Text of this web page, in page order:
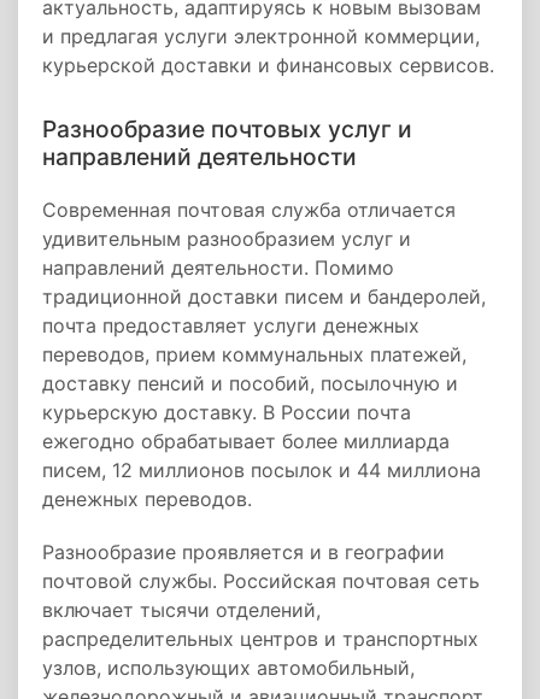
актуальность, адаптируясь к новым вызовам
и предлагая услуги электронной коммерции,
курьерской доставки и финансовых сервисов.
Разнообразие почтовых услуг и
направлений деятельности
Современная почтовая служба отличается
удивительным разнообразием услуг и
направлений деятельности. Помимо
традиционной доставки писем и бандеролей,
почта предоставляет услуги денежных
переводов, прием коммунальных платежей,
доставку пенсий и пособий, посылочную и
курьерскую доставку. В России почта
ежегодно обрабатывает более миллиарда
писем, 12 миллионов посылок и 44 миллиона
денежных переводов.
Разнообразие проявляется и в географии
почтовой службы. Российская почтовая сеть
включает тысячи отделений,
распределительных центров и транспортных
узлов, использующих автомобильный,